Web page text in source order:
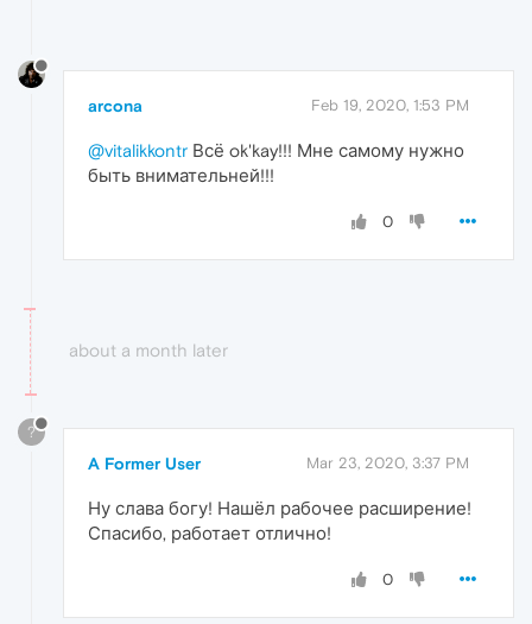
arcona Feb 19, 2020, 1:53 PM
@vitalikkontr Всё ok'kay!!! Мне самому нужно
быть внимательней!!!
0
about a month later
?
A Former User Mar 23, 2020, 3:37 PM
Ну слава богу! Нашёл рабочее расширение!
Спасибо, работает отлично!
0